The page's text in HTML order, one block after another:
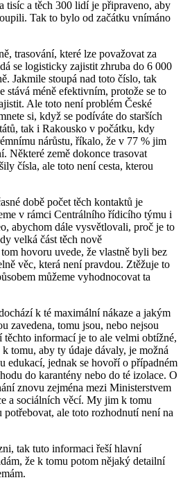
tisíc a těch 300 lidí je připraveno, aby
Tak to bylo od začátku vnímáno
trasování, které lze považovat za
se logisticky zajistit zhruba do 6 000
Jakmile stoupá nad toto číslo, tak
stává méně efektivním, protože se to
Ale toto není problém České
si, když se podíváte do starších
tak i Rakousko v počátku, kdy
nárůstu, říkalo, že v 77 % jim
Některé země dokonce trasovat
čísla, ale toto není cesta, kterou
době počet těch kontaktů je
v rámci Centrálního řídicího týmu i
abychom dále vysvětlovali, proč je to
velká část těch nově
hovoru uvede, že vlastně byli bez
věc, která není pravdou. Ztěžuje to
můžeme vyhodnocovat ta
k té maximální nákaze a jakým
zavedena, tomu jsou, nebo nejsou
těchto informací je to ale velmi obtížné,
tomu, aby ty údaje dávaly, je možná
edukací, jednak se hovoří o případném
do karantény nebo do té izolace. O
znovu zejména mezi Ministerstvem
a sociálních věcí. My jim k tomu
ale toto rozhodnutí není na
tak tuto informaci řeší hlavní
že k tomu potom nějaký detailní